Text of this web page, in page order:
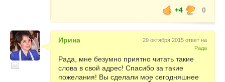
+4
0
Ирина
29 октября 2015 ответ на
Рада
Рада, мне безумно приятно читать такие
слова в свой адрес! Спасибо за такие
пожелания! Вы сделали мое сегодняшнее